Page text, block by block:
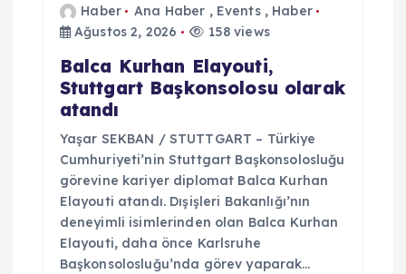
Haber Ana Haber , Events, Haber
Ağustos 2, 2026
158 views
Balca Kurhan Elayouti,
Stuttgart Başkonsolosu olarak
atandı
Yaşar SEKBAN / STUTTGART – Türkiye
Cumhuriyeti’nin Stuttgart Başkonsolosluğu
görevine kariyer diplomat Balca Kurhan
Elayouti atandı. Dışişleri Bakanlığı’nın
deneyimli isimlerinden olan Balca Kurhan
Elayouti, daha önce Karlsruhe
Başkonsolosluğu’nda görev yaparak…